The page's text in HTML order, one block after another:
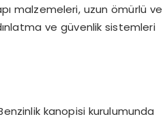
malzemeleri, uzun ömürlü ve
ve güvenlik sistemleri
kanopisi kurulumunda